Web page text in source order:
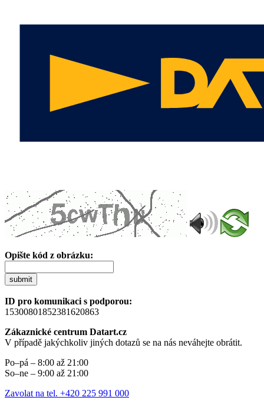
Opište kód z obrázku:
submit
ID pro komunikaci s podporou:
15300801852381620863
Zákaznické centrum Datart.cz
V případě jakýchkoliv jiných dotazů se na nás neváhejte obrátit.
Po–pá – 8:00 až 21:00
So–ne – 9:00 až 21:00
Zavolat na tel. +420 225 991 000